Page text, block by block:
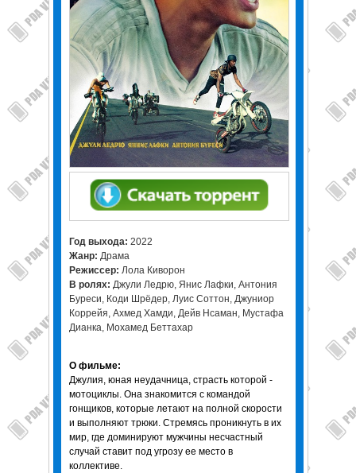
Год выхода: 2022
Жанр: Драма
Режиссер: Лола Киворон
В ролях: Джули Ледрю, Янис Лафки, Антония
Буреси, Коди Шрёдер, Луис Соттон, Джуниор
Коррейя, Ахмед Хамди, Дейв Нсаман, Мустафа
Дианка, Мохамед Беттахар
О фильме:
Джулия, юная неудачница, страсть которой -
мотоциклы. Она знакомится с командой
гонщиков, которые летают на полной скорости
и выполняют трюки. Стремясь проникнуть в их
мир, где доминируют мужчины несчастный
случай ставит под угрозу ее место в
коллективе.